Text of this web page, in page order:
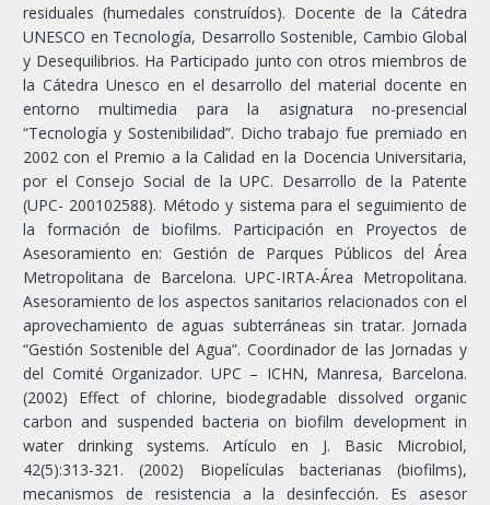
residuales (humedales construídos). Docente de la Cátedra
UNESCO en Tecnología, Desarrollo Sostenible, Cambio Global
y Desequilibrios. Ha Participado junto con otros miembros de
la Cátedra Unesco en el desarrollo del material docente en
entorno multimedia para la asignatura no-presencial
“Tecnología y Sostenibilidad”. Dicho trabajo fue premiado en
2002 con el Premio a la Calidad en la Docencia Universitaria,
por el Consejo Social de la UPC. Desarrollo de la Patente
(UPC- 200102588). Método y sistema para el seguimiento de
la formación de biofilms. Participación en Proyectos de
Asesoramiento en: Gestión de Parques Públicos del Área
Metropolitana de Barcelona. UPC-IRTA-Área Metropolitana.
Asesoramiento de los aspectos sanitarios relacionados con el
aprovechamiento de aguas subterráneas sin tratar. Jornada
“Gestión Sostenible del Agua”. Coordinador de las Jornadas y
del Comité Organizador. UPC – ICHN, Manresa, Barcelona.
(2002) Effect of chlorine, biodegradable dissolved organic
carbon and suspended bacteria on biofilm development in
water drinking systems. Artículo en J. Basic Microbiol,
42(5):313-321. (2002) Biopelículas bacterianas (biofilms),
mecanismos de resistencia a la desinfección. Es asesor